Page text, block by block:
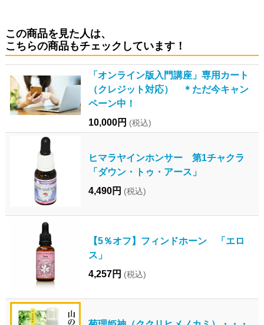
この商品を見た人は、
こちらの商品もチェックしています！
「オンライン版入門講座」専用カート
（クレジット対応） ＊ただ今キャン
ペーン中！
10,000円 (税込)
ヒマラヤインホンサー 第1チャクラ
「ダウン・トゥ・アース」
4,490円 (税込)
【5％オフ】フィンドホーン 「エロ
ス」
4,257円 (税込)